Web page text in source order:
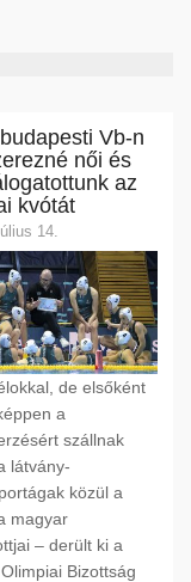
Vb-n
női és
az
kvótát
14.
de elsőként
a
szállnak
látvány-
közül a
magyar
– derült ki a
Bizottság